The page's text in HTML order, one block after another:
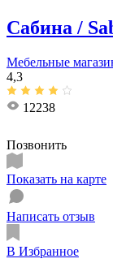
Сабина /
Мебельные
4,3
12238
Позвонить
Показать на карте
Написать отзыв
В Избранное